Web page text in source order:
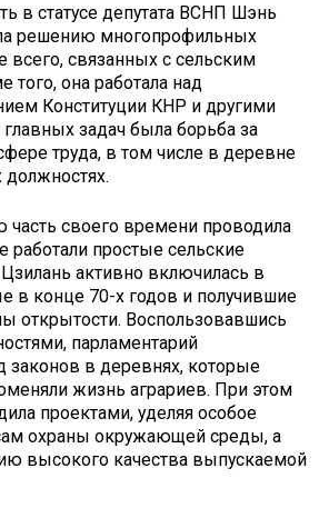
в статусе депутата ВСНП Шэнь
решению многопрофильных
всего, связанных с сельским
того, она работала над
Конституции КНР и другими
задач была борьба за
труда, в том числе в деревне
часть своего времени проводила
работали простые сельские
активно включилась в
в конце 70-х годов и получившие
открытости. Воспользовавшись
парламентарий
законов в деревнях, которые
жизнь аграриев. При этом
проектами, уделяя особое
охраны окружающей среды, а
высокого качества выпускаемой